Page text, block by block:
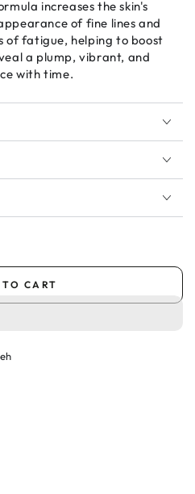
increases the skin's
of fine lines and
of fatigue, helping to boost
a plump, vibrant, and
with time.
CART